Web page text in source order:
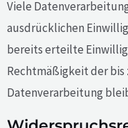
Viele
ausdrücklichen
bereits erteilte
Rechtmäßigkeit der
Datenverarbeitung